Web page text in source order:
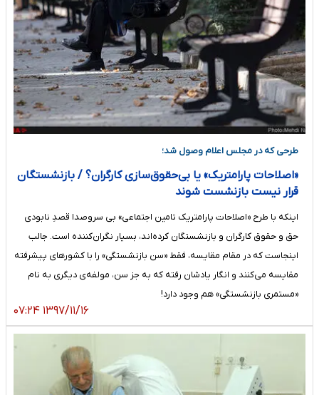
طرحی که در مجلس اعلام وصول شد؛
«اصلاحات پارامتریک» یا بی‌حقوق‌سازی کارگران؟ / بازنشستگان
قرار نیست بازنشست شوند
اینکه با طرح «اصلاحات پارامتریک تامین اجتماعی» بی سروصدا قصدِ نابودی
حق و حقوق کارگران و بازنشستگان کرده‌اند، بسیار نگران‌کننده است. جالب
اینجاست که در مقام مقایسه، فقط «سن بازنشستگی» را با کشورهای پیشرفته
مقایسه می‌کنند و انگار یادشان رفته که به جز سن، مولفه‌ی دیگری به نام
«مستمری بازنشستگی» هم وجود دارد!
۱۳۹۷/۱۱/۱۶ ۰۷:۲۴